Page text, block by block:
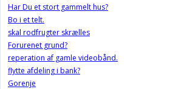
Har Du et stort gammelt hus?
Bo i et telt.
skal rodfrugter skrælles
Forurenet grund?
reperation af gamle videobånd.
flytte afdeling i bank?
Gorenje